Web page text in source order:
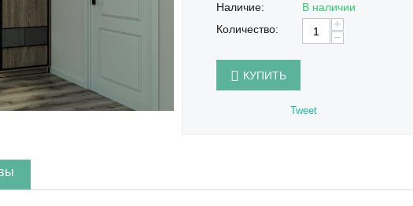
Наличие:
В наличии
Количество:
+
−
КУПИТЬ
Tweet